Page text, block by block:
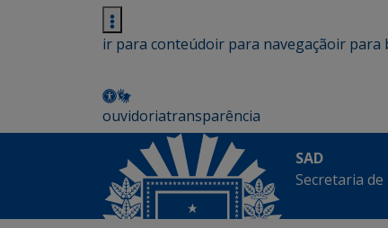
ir para conteúdoir para navegaçãoir para
ouvidoriatransparência
SAD
Secretaria